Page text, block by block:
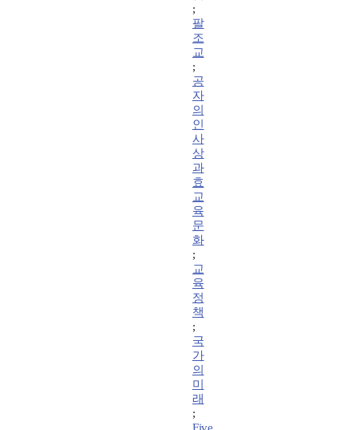
;
팔
조
교
;
공
자
의
인
사
상
과
효
교
육
문
화
;
교
육
정
책
;
국
가
의
미
래
;